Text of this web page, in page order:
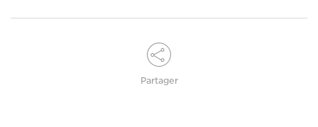
Partager